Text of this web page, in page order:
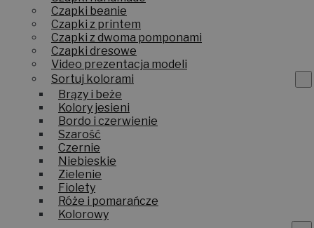
Czapki beanie
Czapki z printem
Czapki z dwoma pomponami
Czapki dresowe
Video prezentacja modeli
Sortuj kolorami
Brązy i beże
Kolory jesieni
Bordo i czerwienie
Szarość
Czernie
Niebieskie
Zielenie
Fiolety
Róże i pomarańcze
Kolorowy